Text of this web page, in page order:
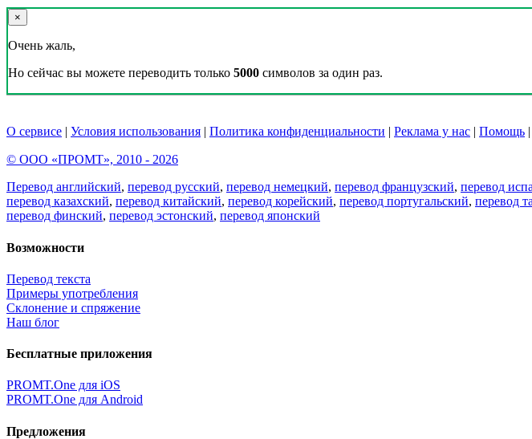
×
Очень жаль,
Но сейчас вы можете переводить только 5000 символов за один раз.
О сервисе | Условия использования | Политика конфиденциальности | Реклама у нас | Помощь |
© ООО «ПРОМТ», 2010 - 2026
Перевод английский, перевод русский, перевод немецкий, перевод французский, перевод
перевод казахский, перевод китайский, перевод корейский, перевод португальский, перевод
перевод финский, перевод эстонский, перевод японский
Возможности
Перевод текста
Примеры употребления
Склонение и спряжение
Наш блог
Бесплатные приложения
PROMT.One для iOS
PROMT.One для Android
Предложения